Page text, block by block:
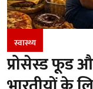
स्वास्थ्य
प्रोसेस्ड फूड